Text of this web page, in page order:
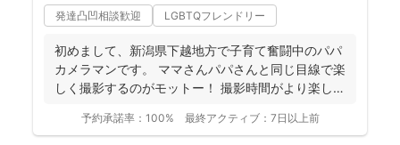
発達凸凹相談歓迎 LGBTQフレンドリー
初めまして、新潟県下越地方で子育て奮闘中のパパ
カメラマンです。 ママさんパパさんと同じ目線で楽
しく撮影するのがモットー！ 撮影時間がより楽しい
予約承諾率： 100% 最終アクティブ： 7日以上前